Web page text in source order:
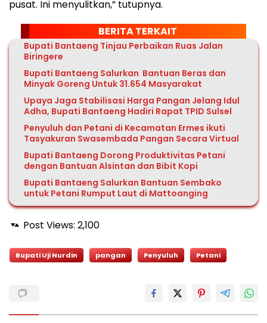
pusat. Ini menyulitkan,” tutupnya.
BERITA TERKAIT
Bupati Bantaeng Tinjau Perbaikan Ruas Jalan
Biringere
Bupati Bantaeng Salurkan Bantuan Beras dan
Minyak Goreng Untuk 31.654 Masyarakat
Upaya Jaga Stabilisasi Harga Pangan Jelang Idul
Adha, Bupati Bantaeng Hadiri Rapat TPID Sulsel
Penyuluh dan Petani di Kecamatan Ermes ikuti
Tasyakuran Swasembada Pangan Secara Virtual
Bupati Bantaeng Dorong Produktivitas Petani
dengan Bantuan Alsintan dan Bibit Kopi
Bupati Bantaeng Salurkan Bantuan Sembako
untuk Petani Rumput Laut di Mattoanging
Post Views: 2,100
Bupati Uji Nurdin pangan Penyuluh Petani